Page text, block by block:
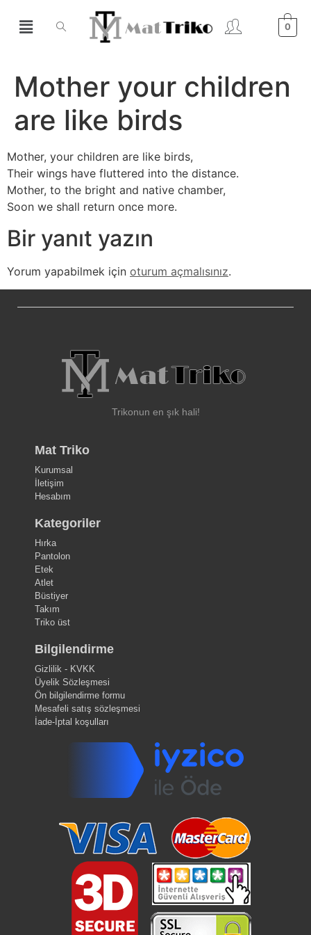
0
Mother your children
are like birds
Mother, your children are like birds,
Their wings have fluttered into the distance.
Mother, to the bright and native chamber,
Soon we shall return once more.
Bir yanıt yazın
Yorum yapabilmek için oturum açmalısınız.
Trikonun en şık hali!
Mat Triko
Kurumsal
İletişim
Hesabım
Kategoriler
Hırka
Pantolon
Etek
Atlet
Büstiyer
Takım
Triko üst
Bilgilendirme
Gizlilik - KVKK
Üyelik Sözleşmesi
Ön bilgilendirme formu
Mesafeli satış sözleşmesi
İade-İptal koşulları